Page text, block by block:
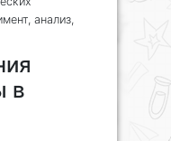
анализ,
в